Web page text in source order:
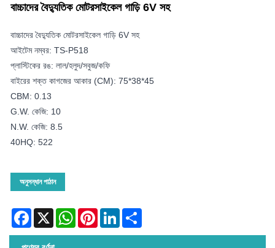
বাচ্চাদের বৈদ্যুতিক মোটরসাইকেল গাড়ি 6V সহ
বাচ্চাদের বৈদ্যুতিক মোটরসাইকেল গাড়ি 6V সহ
আইটেম নম্বর: TS-P518
প্লাস্টিকের রঙ: লাল/হলুদ/সবুজ/কফি
বাইরের শক্ত কাগজের আকার (CM): 75*38*45
CBM: 0.13
G.W. কেজি: 10
N.W. কেজি: 8.5
40HQ: 522
অনুসন্ধান পাঠান
Facebook
X WhatsAppPinterestLinkedIn